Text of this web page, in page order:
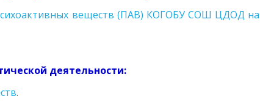
веществ (ПАВ) КОГОБУ СОШ ЦДОД на
деятельности:
.